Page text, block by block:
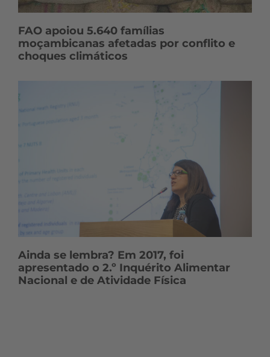
FAO apoiou 5.640 famílias
moçambicanas afetadas por conflito e
choques climáticos
Ainda se lembra? Em 2017, foi
apresentado o 2.º Inquérito Alimentar
Nacional e de Atividade Física